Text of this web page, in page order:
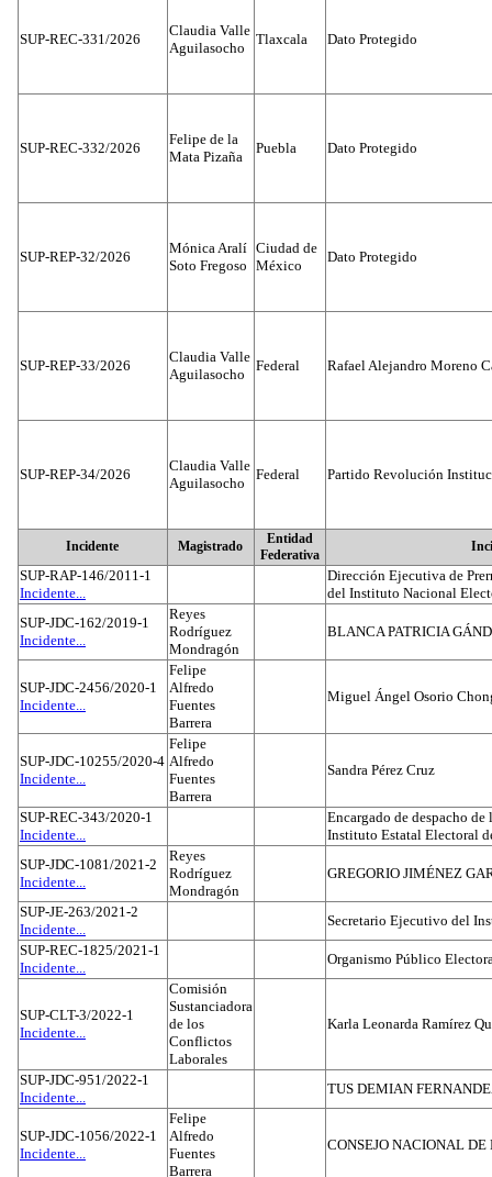
SUP-REC-331/2026
Claudia Valle
Aguilasocho
Tlaxcala Dato Protegido
SUP-REC-332/2026
Felipe de la
Mata Pizaña
Puebla Dato Protegido
SUP-REP-32/2026
Mónica Aralí
Soto Fregoso
Ciudad de
México
Dato Protegido
SUP-REP-33/2026
Claudia Valle
Aguilasocho
Federal Rafael Alejandro Moreno
SUP-REP-34/2026
Claudia Valle
Aguilasocho
Federal Partido Revolución
Incidente Magistrado
Entidad
Federativa
SUP-RAP-146/2011-1
Incidente...
Dirección Ejecutiva de
del Instituto Nacional
SUP-JDC-162/2019-1
Incidente...
Reyes
Rodríguez
Mondragón
BLANCA PATRICIA
SUP-JDC-2456/2020-1
Incidente...
Felipe
Alfredo
Fuentes
Barrera
Miguel Ángel Osorio
SUP-JDC-10255/2020-4
Incidente...
Felipe
Alfredo
Fuentes
Barrera
Sandra Pérez Cruz
SUP-REC-343/2020-1
Incidente...
Encargado de despacho
Instituto Estatal Electoral
SUP-JDC-1081/2021-2
Incidente...
Reyes
Rodríguez
Mondragón
GREGORIO JIMÉNEZ
SUP-JE-263/2021-2
Incidente...
Secretario Ejecutivo del
SUP-REC-1825/2021-1
Incidente...
Organismo Público
SUP-CLT-3/2022-1
Incidente...
Comisión
Sustanciadora
de los
Conflictos
Laborales
Karla Leonarda Ramírez
SUP-JDC-951/2022-1
Incidente...
TUS DEMIAN
SUP-JDC-1056/2022-1
Incidente...
Felipe
Alfredo
Fuentes
Barrera
CONSEJO NACIONAL